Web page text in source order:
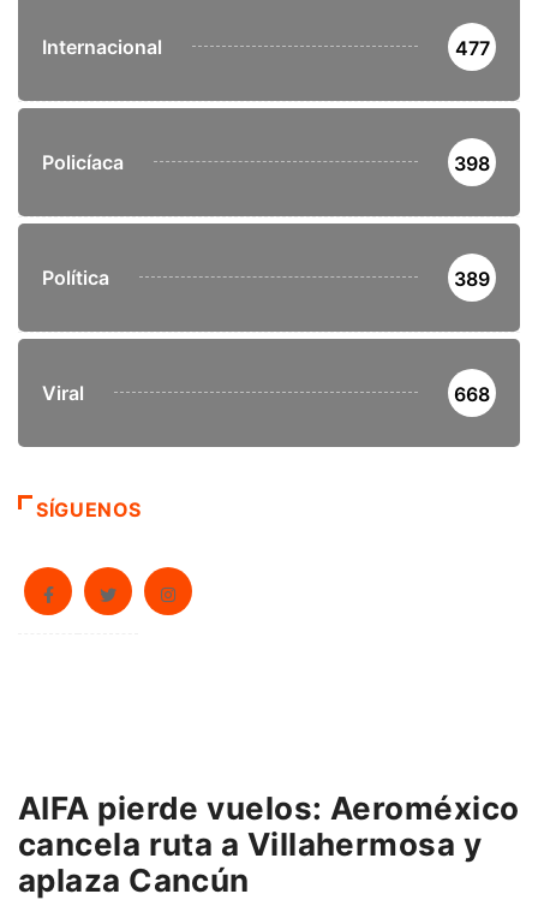
Internacional 477
Policíaca 398
Política 389
Viral 668
SÍGUENOS
AIFA pierde vuelos: Aeroméxico
cancela ruta a Villahermosa y
aplaza Cancún